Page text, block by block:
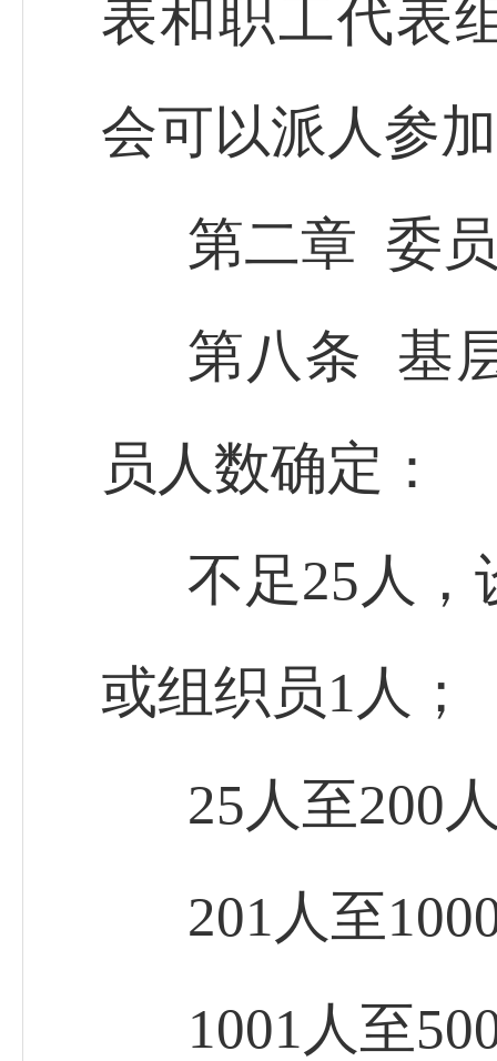
表和职工代表
会可以派人参
第二章 委
第八条 基
员人数确定：
不足25人，
或组织员1人；
25人至200
201人至
1001人至